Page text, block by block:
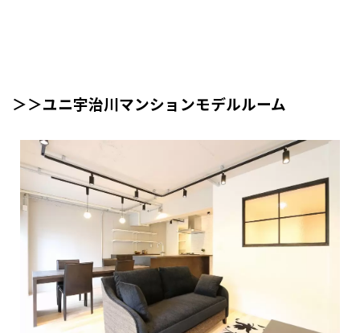
＞＞ユニ宇治川マンションモデルルーム